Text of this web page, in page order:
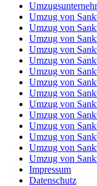
Umzug von
Umzug von
Umzug von
Umzug von
Umzug von
Umzug von
Umzug von
Umzug von
Umzug von
Umzug von
Umzug von
Umzug von
Umzug von
Umzug von
Impressum
Datenschutz